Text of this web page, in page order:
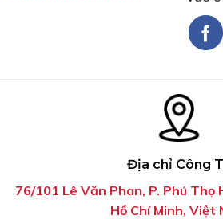
Địa chỉ Công
76/101 Lê Văn Phan, P. Phú Thọ
Hồ Chí Minh, Việt